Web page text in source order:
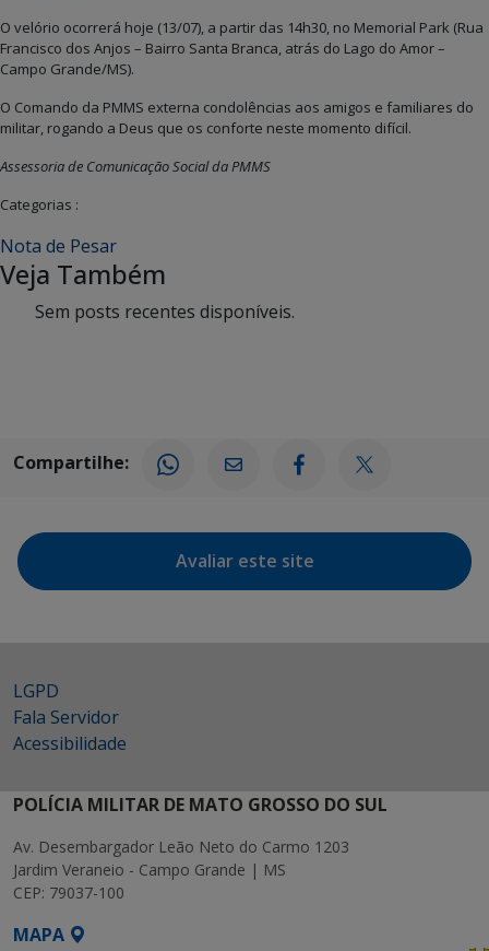
O velório ocorrerá hoje (13/07), a partir das 14h30, no Memorial Park (Rua
Francisco dos Anjos – Bairro Santa Branca, atrás do Lago do Amor –
Campo Grande/MS).
O Comando da PMMS externa condolências aos amigos e familiares do
militar, rogando a Deus que os conforte neste momento difícil.
Assessoria de Comunicação Social da PMMS
Categorias :
Nota de Pesar
Veja Também
Sem posts recentes disponíveis.
Compartilhe:
Avaliar este site
LGPD
Fala Servidor
Acessibilidade
POLÍCIA MILITAR DE MATO GROSSO DO SUL
Av. Desembargador Leão Neto do Carmo 1203
Jardim Veraneio - Campo Grande | MS
CEP: 79037-100
MAPA